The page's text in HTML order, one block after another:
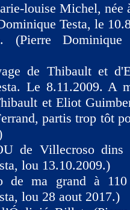
louise Michel, née
Testa, le
(Pierre
de Thibault et
Le 8.11.2009. A
et Eliot
partis trop tôt
de Villecroso dins
lou 13.10.2009.)
de ma grand à
lou 28 aout 2017.)